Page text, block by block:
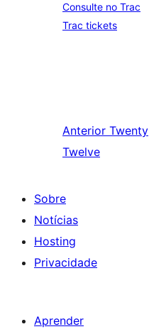
Consulte no Trac
Trac tickets
Anterior Twenty
Twelve
Sobre
Notícias
Hosting
Privacidade
Aprender